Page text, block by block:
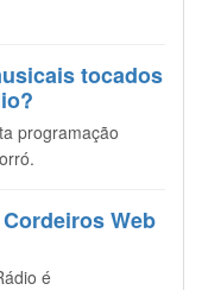
tocados
programação
Web
é